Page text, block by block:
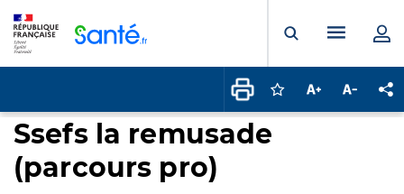
Ouvrir laMenu
Connectez-vous
Augmenter la
Ssefs la remusade
(parcours pro)